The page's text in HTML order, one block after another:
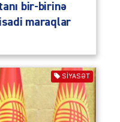
bir-birinə
maraqlar
SIYASƏT